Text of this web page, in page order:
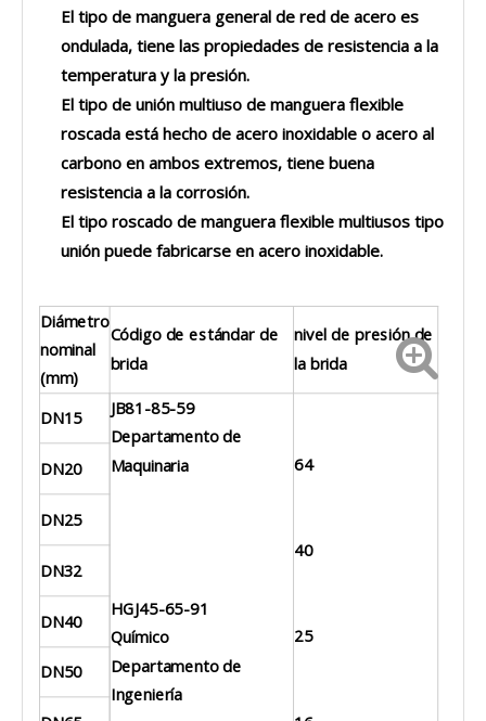
El tipo de manguera general de red de acero es
ondulada, tiene las propiedades de resistencia a la
temperatura y la presión.
El tipo de unión multiuso de manguera flexible
roscada está hecho de acero inoxidable o acero al
carbono en ambos extremos, tiene buena
resistencia a la corrosión.
El tipo roscado de manguera flexible multiusos tipo
unión puede fabricarse en acero inoxidable.
Diámetro
nominal
(mm)
Código de estándar de
brida
nivel de presión de
la brida
DN15
JB81-85-59
Departamento de
Maquinaria
HGJ45-65-91
Químico
Departamento de
Ingeniería
64
40
25
DN20
DN25
DN32
DN40
DN50